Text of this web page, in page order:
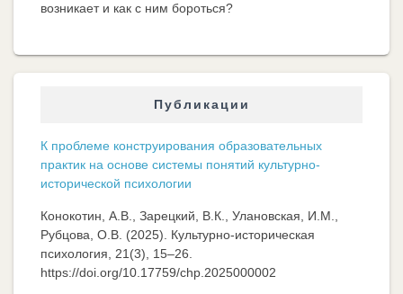
возникает и как с ним бороться?
Публикации
К проблеме конструирования образовательных
практик на основе системы понятий культурно-
исторической психологии
Конокотин, А.В., Зарецкий, В.К., Улановская, И.М.,
Рубцова, О.В. (2025). Культурно-историческая
психология, 21(3), 15–26.
https://doi.org/10.17759/chp.2025000002